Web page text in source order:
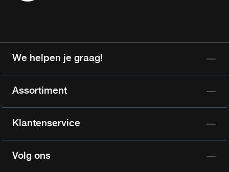
We helpen je graag!
Assortiment
Klantenservice
Volg ons